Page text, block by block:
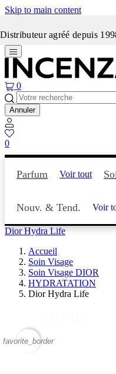
Skip to main content
Distributeur agréé depuis
0
Annuler
0
Parfum Voir tout
Nouv. & Tend. Voir
Dior Hydra Life
Accueil
Soin Visage
Soin Visage DIOR
HYDRATATION
Dior Hydra Life
favorite_border